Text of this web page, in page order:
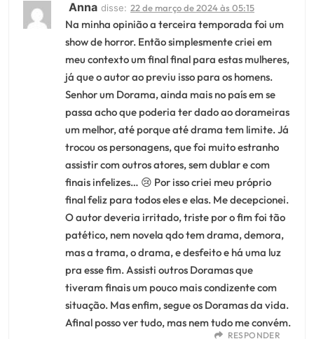
Anna disse: 22 de março de 2024 às 05:15
Na minha opinião a terceira temporada foi um
show de horror. Então simplesmente criei em
meu contexto um final final para estas mulheres,
já que o autor ao previu isso para os homens.
Senhor um Dorama, ainda mais no país em se
passa acho que poderia ter dado ao dorameiras
um melhor, até porque até drama tem limite. Já
trocou os personagens, que foi muito estranho
assistir com outros atores, sem dublar e com
finais infelizes… 😢 Por isso criei meu próprio
final feliz para todos eles e elas. Me decepcionei.
O autor deveria irritado, triste por o fim foi tão
patético, nem novela qdo tem drama, demora,
mas a trama, o drama, e desfeito e há uma luz
pra esse fim. Assisti outros Doramas que
tiveram finais um pouco mais condizente com
situação. Mas enfim, segue os Doramas da vida.
Afinal posso ver tudo, mas nem tudo me convém.
RESPONDER